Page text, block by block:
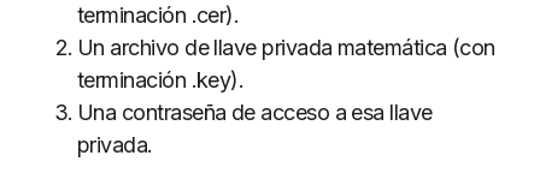
terminación .cer).
Un archivo de llave privada matemática (con
terminación .key).
Una contraseña de acceso a esa llave
privada.